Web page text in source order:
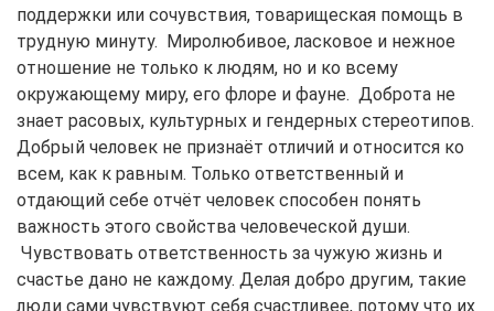
поддержки или сочувствия, товарищеская помощь в
трудную минуту. Миролюбивое, ласковое и нежное
отношение не только к людям, но и ко всему
окружающему миру, его флоре и фауне. Доброта не
знает расовых, культурных и гендерных стереотипов.
Добрый человек не признаёт отличий и относится ко
всем, как к равным. Только ответственный и
отдающий себе отчёт человек способен понять
важность этого свойства человеческой души.
Чувствовать ответственность за чужую жизнь и
счастье дано не каждому. Делая добро другим, такие
люди сами чувствуют себя счастливее, потому что их